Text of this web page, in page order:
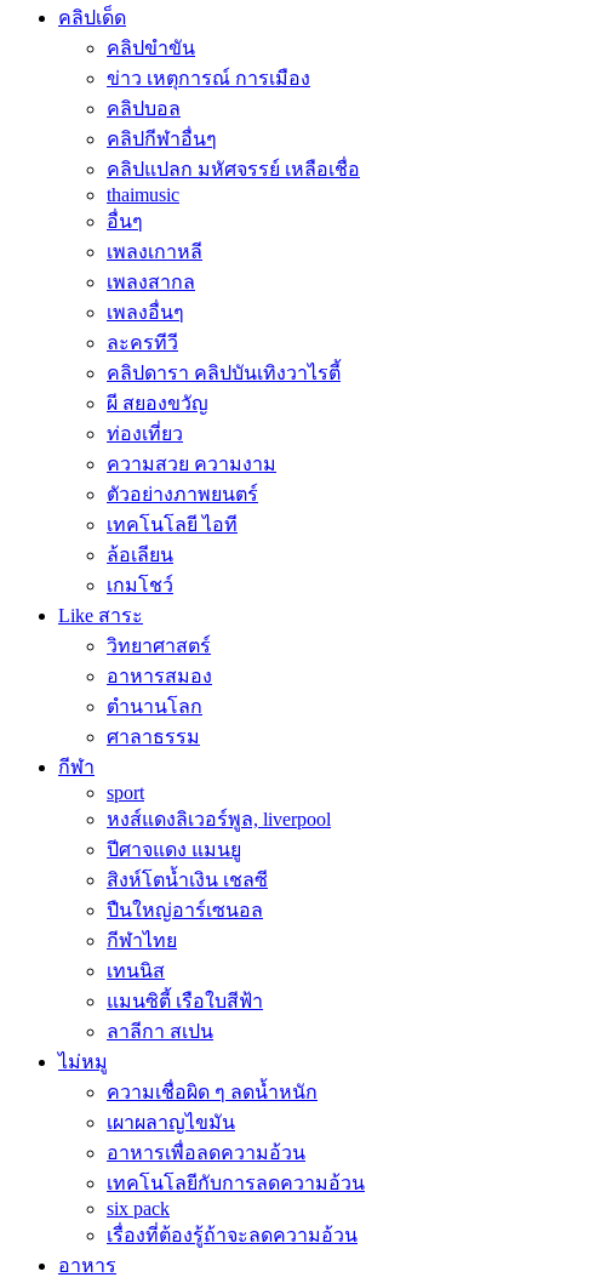
คลิปเด็ด
คลิปขำขัน
ข่าว เหตุการณ์ การเมือง
คลิปบอล
คลิปกีฬาอื่นๆ
คลิปแปลก มหัศจรรย์ เหลือเชื่อ
thaimusic
อื่นๆ
เพลงเกาหลี
เพลงสากล
เพลงอื่นๆ
ละครทีวี
คลิปดารา คลิปบันเทิงวาไรตี้
ผี สยองขวัญ
ท่องเที่ยว
ความสวย ความงาม
ตัวอย่างภาพยนตร์
เทคโนโลยี ไอที
ล้อเลียน
เกมโชว์
Like สาระ
วิทยาศาสตร์
อาหารสมอง
ตำนานโลก
ศาลาธรรม
กีฬา
sport
หงส์แดงลิเวอร์พูล, liverpool
ปีศาจแดง แมนยู
สิงห์โตน้ำเงิน เชลซี
ปืนใหญ่อาร์เซนอล
กีฬาไทย
เทนนิส
แมนซิตี้ เรือใบสีฟ้า
ลาลีกา สเปน
ไม่หมู
ความเชื่อผิด ๆ ลดน้ำหนัก
เผาผลาญไขมัน
อาหารเพื่อลดความอ้วน
เทคโนโลยีกับการลดความอ้วน
six pack
เรื่องที่ต้องรู้ถ้าจะลดความอ้วน
อาหาร